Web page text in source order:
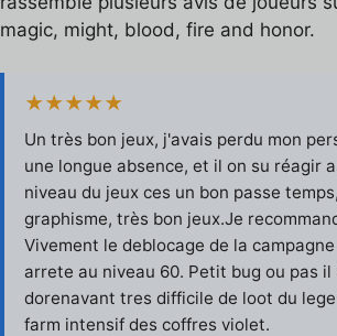
magic, might, blood, fire and honor.
★★★★★
Un très bon jeux, j'avais perdu mon
une longue absence, et il on su réagir
niveau du jeux ces un bon passe
graphisme, très bon jeux.Je
Vivement le deblocage de la
arrete au niveau 60. Petit bug ou pas il
dorenavant tres difficile de loot du
farm intensif des coffres violet.